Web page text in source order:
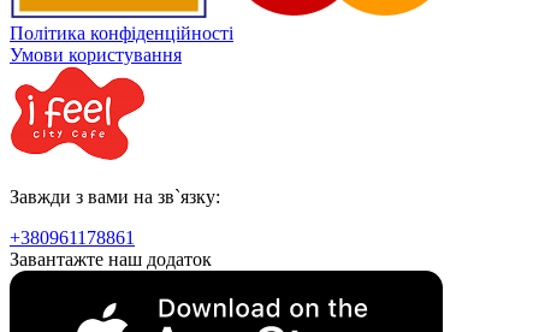
Політика конфіденційності
Умови користування
Завжди з вами на зв`язку:
+380961178861
Завантажте наш додаток